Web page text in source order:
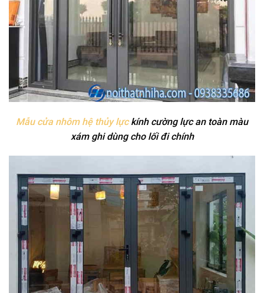
Mẫu cửa nhôm hệ thủy lựckính cường lực an toàn màu
xám ghi dùng cho lối đi chính